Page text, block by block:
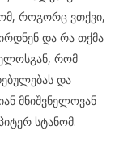
როგორც ვთქვი,
და რა თქმა
რომ
და
მნიშვნელოვან
სტანომ.